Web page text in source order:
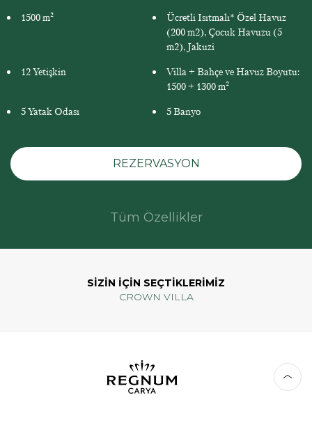
1500 m²
Ücretli Isıtmalı* Özel Havuz
(200 m2), Çocuk Havuzu (5
m2), Jakuzi
12 Yetişkin
Villa + Bahçe ve Havuz Boyutu:
1500 + 1300 m²
5 Yatak Odası
5 Banyo
REZERVASYON
Tüm Özellikler
SİZİN İÇİN SEÇTİKLERİMİZ
CROWN VILLA